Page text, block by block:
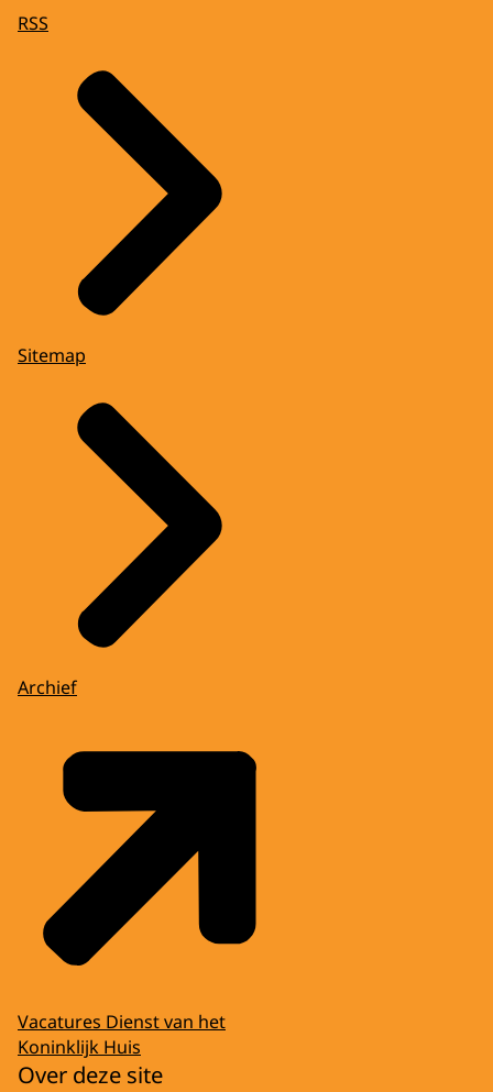
RSS
Sitemap
Archief
Vacatures Dienst van het
Koninklijk Huis
Over deze site